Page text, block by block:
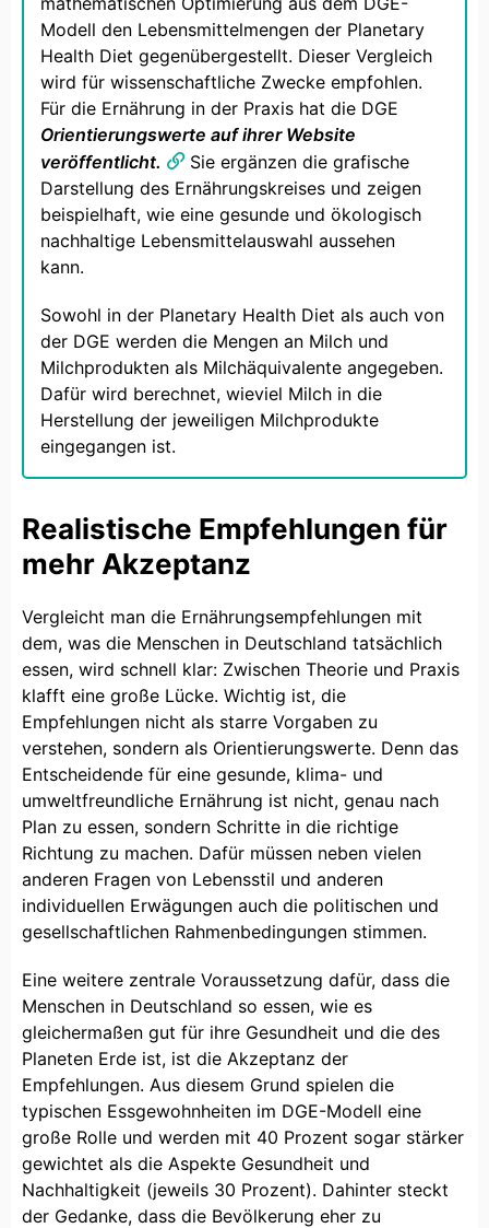
Modell den Lebensmittelmengen der Planetary
Health Diet gegenübergestellt. Dieser Vergleich
wird für wissenschaftliche Zwecke empfohlen.
Für die Ernährung in der Praxis hat die DGE
Orientierungswerte auf ihrer Website
veröffentlicht.
Sie ergänzen die grafische
Darstellung des Ernährungskreises und zeigen
beispielhaft, wie eine gesunde und ökologisch
nachhaltige Lebensmittelauswahl aussehen
kann.
Sowohl in der Planetary Health Diet als auch von
der DGE werden die Mengen an Milch und
Milchprodukten als Milchäquivalente angegeben.
Dafür wird berechnet, wieviel Milch in die
Herstellung der jeweiligen Milchprodukte
eingegangen ist.
Realistische Empfehlungen für
mehr Akzeptanz
Vergleicht man die Ernährungsempfehlungen mit
dem, was die Menschen in Deutschland tatsächlich
essen, wird schnell klar: Zwischen Theorie und Praxis
klafft eine große Lücke. Wichtig ist, die
Empfehlungen nicht als starre Vorgaben zu
verstehen, sondern als Orientierungswerte. Denn das
Entscheidende für eine gesunde, klima- und
umweltfreundliche Ernährung ist nicht, genau nach
Plan zu essen, sondern Schritte in die richtige
Richtung zu machen. Dafür müssen neben vielen
anderen Fragen von Lebensstil und anderen
individuellen Erwägungen auch die politischen und
gesellschaftlichen Rahmenbedingungen stimmen.
Eine weitere zentrale Voraussetzung dafür, dass die
Menschen in Deutschland so essen, wie es
gleichermaßen gut für ihre Gesundheit und die des
Planeten Erde ist, ist die Akzeptanz der
Empfehlungen. Aus diesem Grund spielen die
typischen Essgewohnheiten im DGE-Modell eine
große Rolle und werden mit 40 Prozent sogar stärker
gewichtet als die Aspekte Gesundheit und
Nachhaltigkeit (jeweils 30 Prozent). Dahinter steckt
der Gedanke, dass die Bevölkerung eher zu